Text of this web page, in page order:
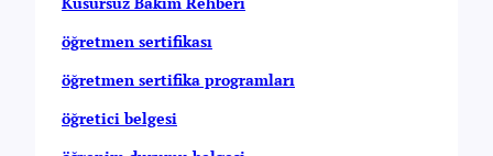
öğretmen sertifikası
öğretmen sertifika programları
öğretici belgesi